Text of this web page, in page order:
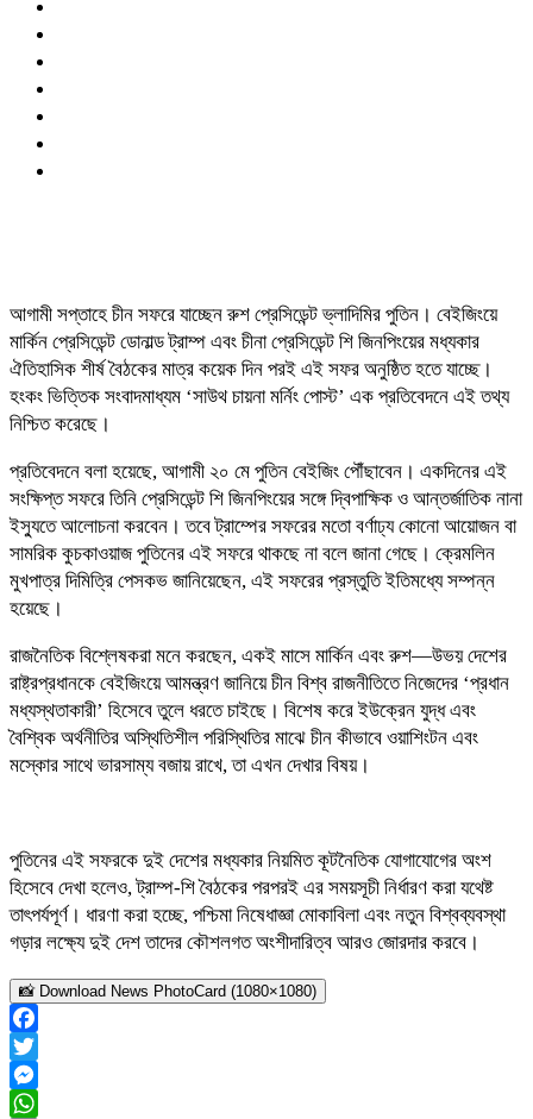
আগামী সপ্তাহে চীন সফরে যাচ্ছেন রুশ প্রেসিডেন্ট ভ্লাদিমির পুতিন। বেইজিংয়ে
মার্কিন প্রেসিডেন্ট ডোনাল্ড ট্রাম্প এবং চীনা প্রেসিডেন্ট শি জিনপিংয়ের মধ্যকার
ঐতিহাসিক শীর্ষ বৈঠকের মাত্র কয়েক দিন পরই এই সফর অনুষ্ঠিত হতে যাচ্ছে।
হংকং ভিত্তিক সংবাদমাধ্যম ‘সাউথ চায়না মর্নিং পোস্ট’ এক প্রতিবেদনে এই তথ্য
নিশ্চিত করেছে।
প্রতিবেদনে বলা হয়েছে, আগামী ২০ মে পুতিন বেইজিং পৌঁছাবেন। একদিনের এই
সংক্ষিপ্ত সফরে তিনি প্রেসিডেন্ট শি জিনপিংয়ের সঙ্গে দ্বিপাক্ষিক ও আন্তর্জাতিক নানা
ইস্যুতে আলোচনা করবেন। তবে ট্রাম্পের সফরের মতো বর্ণাঢ্য কোনো আয়োজন বা
সামরিক কুচকাওয়াজ পুতিনের এই সফরে থাকছে না বলে জানা গেছে। ক্রেমলিন
মুখপাত্র দিমিত্রি পেসকভ জানিয়েছেন, এই সফরের প্রস্তুতি ইতিমধ্যে সম্পন্ন
হয়েছে।
রাজনৈতিক বিশ্লেষকরা মনে করছেন, একই মাসে মার্কিন এবং রুশ—উভয় দেশের
রাষ্ট্রপ্রধানকে বেইজিংয়ে আমন্ত্রণ জানিয়ে চীন বিশ্ব রাজনীতিতে নিজেদের ‘প্রধান
মধ্যস্থতাকারী’ হিসেবে তুলে ধরতে চাইছে। বিশেষ করে ইউক্রেন যুদ্ধ এবং
বৈশ্বিক অর্থনীতির অস্থিতিশীল পরিস্থিতির মাঝে চীন কীভাবে ওয়াশিংটন এবং
মস্কোর সাথে ভারসাম্য বজায় রাখে, তা এখন দেখার বিষয়।
পুতিনের এই সফরকে দুই দেশের মধ্যকার নিয়মিত কূটনৈতিক যোগাযোগের অংশ
হিসেবে দেখা হলেও, ট্রাম্প-শি বৈঠকের পরপরই এর সময়সূচী নির্ধারণ করা যথেষ্ট
তাৎপর্যপূর্ণ। ধারণা করা হচ্ছে, পশ্চিমা নিষেধাজ্ঞা মোকাবিলা এবং নতুন বিশ্বব্যবস্থা
গড়ার লক্ষ্যে দুই দেশ তাদের কৌশলগত অংশীদারিত্ব আরও জোরদার করবে।
📸 Download News PhotoCard (1080×1080)
Facebook
Twitter
Messenger